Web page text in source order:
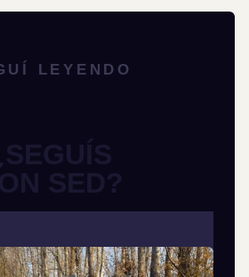
LEYENDO
SED?